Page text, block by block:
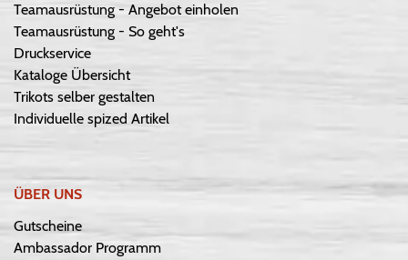
Teamausrüstung - Angebot einholen
Teamausrüstung - So geht's
Druckservice
Kataloge Übersicht
Trikots selber gestalten
Individuelle spized Artikel
ÜBER UNS
Gutscheine
Ambassador Programm